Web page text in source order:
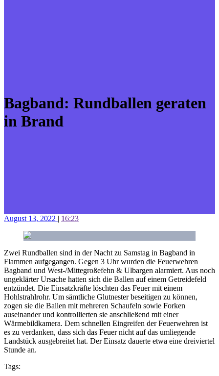
Bagband: Rundballen geraten
in Brand
August 13, 2022 | 16:23
Zwei Rundballen sind in der Nacht zu Samstag in Bagband in
Flammen aufgegangen. Gegen 3 Uhr wurden die Feuerwehren
Bagband und West-/Mittegroßefehn & Ulbargen alarmiert. Aus noch
ungeklärter Ursache hatten sich die Ballen auf einem Getreidefeld
entzündet. Die Einsatzkräfte löschten das Feuer mit einem
Hohlstrahlrohr. Um sämtliche Glutnester beseitigen zu können,
zogen sie die Ballen mit mehreren Schaufeln sowie Forken
auseinander und kontrollierten sie anschließend mit einer
Wärmebildkamera. Dem schnellen Eingreifen der Feuerwehren ist
es zu verdanken, dass sich das Feuer nicht auf das umliegende
Landstück ausgebreitet hat. Der Einsatz dauerte etwa eine dreiviertel
Stunde an.
Tags: